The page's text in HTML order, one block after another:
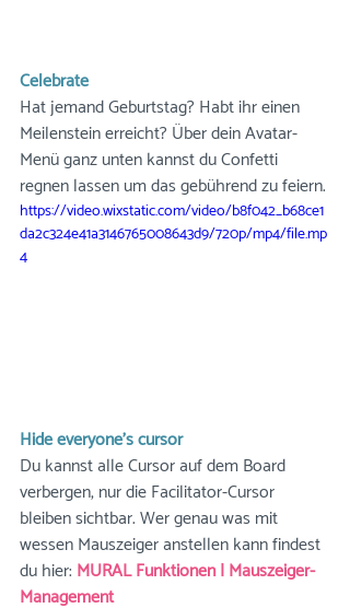
Celebrate
Hat jemand Geburtstag? Habt ihr einen
Meilenstein erreicht? Über dein Avatar-
Menü ganz unten kannst du Confetti
regnen lassen um das gebührend zu feiern.
https://video.wixstatic.com/video/b8f042_b68ce1
da2c324e41a3146765008643d9/720p/mp4/file.mp
4
Hide everyone’s cursor
Du kannst alle Cursor auf dem Board
verbergen, nur die Facilitator-Cursor
bleiben sichtbar. Wer genau was mit
wessen Mauszeiger anstellen kann findest
du hier: MURAL Funktionen | Mauszeiger-
Management